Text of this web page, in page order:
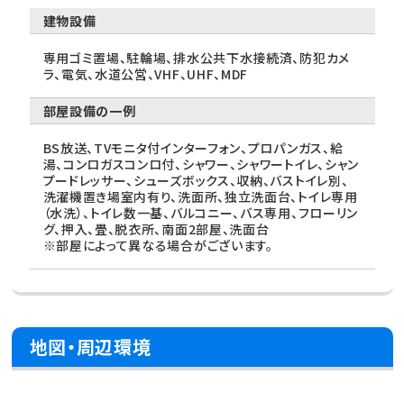
建物設備
専用ゴミ置場、駐輪場、排水公共下水接続済、防犯カメ
ラ、電気、水道公営、VHF、UHF、MDF
部屋設備の一例
BS放送、TVモニタ付インターフォン、プロパンガス、給
湯、コンロガスコンロ付、シャワー、シャワートイレ、シャン
プードレッサー、シューズボックス、収納、バストイレ別、
洗濯機置き場室内有り、洗面所、独立洗面台、トイレ専用
（水洗）、トイレ数一基、バルコニー、バス専用、フローリン
グ、押入、畳、脱衣所、南面2部屋、洗面台
※部屋によって異なる場合がございます。
地図・周辺環境